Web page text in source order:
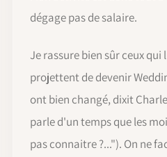
dégage pas de salaire.
Je rassure bien sûr ceux qui
projettent de devenir
ont bien changé, dixit
parle d'un temps que les
pas connaitre ?..."). On ne